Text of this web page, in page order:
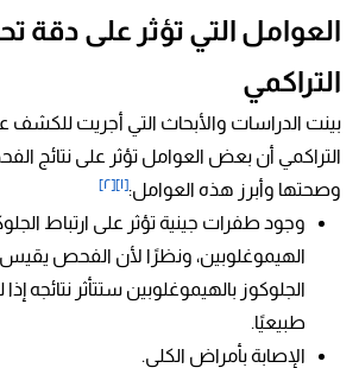
العوامل التي تؤثر على دقة
التراكمي
بينت الدراسات والأبحاث التي أجريت للكشف
التراكمي أن بعض العوامل تؤثر على نتائج
وصحتها وأبرز هذه العوامل:[١] [٢]
وجود طفرات جينية تؤثر على ارتباط
الهيموغلوبين، ونظرًا لأن الفحص
الجلوكوز بالهيموغلوبين ستتأثر نتائجه إذا
طبيعيًا.
الإصابة بأمراض الكلى.